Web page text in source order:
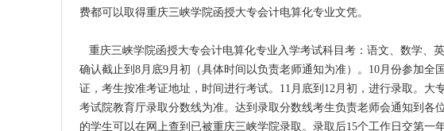
费都可以取得重庆三峡学院函授大专会计电算化专业文凭。
重庆三峡学院函授大专会计电算化专业入学考试科目考：语文、数学、
确认截止到8月底9月初（具体时间以负责老师通知为准）。10月份参加
证，考生按准考证地址，时间进行考试。11月底到12月初，进行录取。大
考试院教育厅录取分数线为准。达到录取分数线考生负责老师会通知到
的学生可以在网上查到已被重庆三峡学院录取。录取后15个工作日交第一